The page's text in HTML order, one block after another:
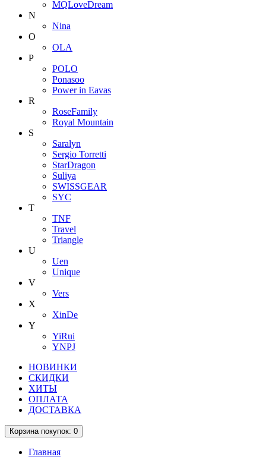
MQLoveDream
N
Nina
O
OLA
P
POLO
Ponasoo
Power in Eavas
R
RoseFamily
Royal Mountain
S
Saralyn
Sergio Torretti
StarDragon
Suliya
SWISSGEAR
SYC
T
TNF
Travel
Triangle
U
Uen
Unique
V
Vers
X
XinDe
Y
YiRui
YNPJ
НОВИНКИ
СКИДКИ
ХИТЫ
ОПЛАТА
ДОСТАВКА
Корзинапокупок: 0
Главная